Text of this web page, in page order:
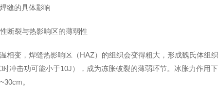
缝的具体影响
断裂与热影响区的薄弱性
相变，焊缝热影响区（HAZ）的组织会变得粗大，形成魏氏体组
冲击功可能小于10J），成为冻胀破裂的薄弱环节。冰胀力作用
。